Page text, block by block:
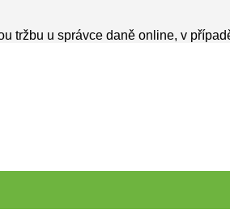
tržbu u správce daně online, v